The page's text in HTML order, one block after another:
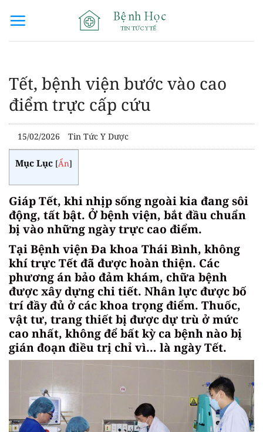
qua
Tết, bệnh viện bước vào cao
điểm trực cấp cứu
15/02/2026 Tin Tức Y Dược
Mục Lục [Ẩn]
Giáp Tết, khi nhịp sống ngoài kia đang sôi
động, tất bật. Ở bệnh viện, bắt đầu chuẩn
bị vào những ngày trực cao điểm.
Tại Bệnh viện Đa khoa Thái Bình, không
khí trực Tết đã được hoàn thiện. Các
phương án bảo đảm khám, chữa bệnh
được xây dựng chi tiết. Nhân lực được bố
trí đầy đủ ở các khoa trọng điểm. Thuốc,
vật tư, trang thiết bị được dự trù ở mức
cao nhất, không để bất kỳ ca bệnh nào bị
gián đoạn điều trị chỉ vì… là ngày Tết.